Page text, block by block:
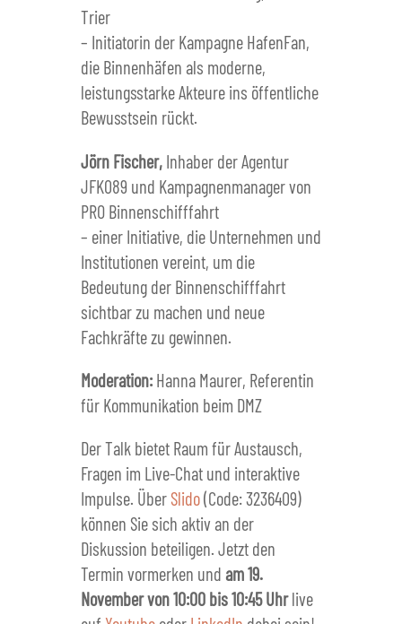
Trier
– Initiatorin der Kampagne HafenFan,
die Binnenhäfen als moderne,
leistungsstarke Akteure ins öffentliche
Bewusstsein rückt.
Jörn Fischer,Inhaber der Agentur
JFK089 und Kampagnenmanager von
PRO Binnenschifffahrt
– einer Initiative, die Unternehmen und
Institutionen vereint, um die
Bedeutung der Binnenschifffahrt
sichtbar zu machen und neue
Fachkräfte zu gewinnen.
Moderation:Hanna Maurer, Referentin
für Kommunikation beim DMZ
Der Talk bietet Raum für Austausch,
Fragen im Live-Chat und interaktive
Impulse. Über Slido(Code: 3236409)
können Sie sich aktiv an der
Diskussion beteiligen. Jetzt den
Termin vormerken und am 19.
November von 10:00 bis 10:45 Uhrlive